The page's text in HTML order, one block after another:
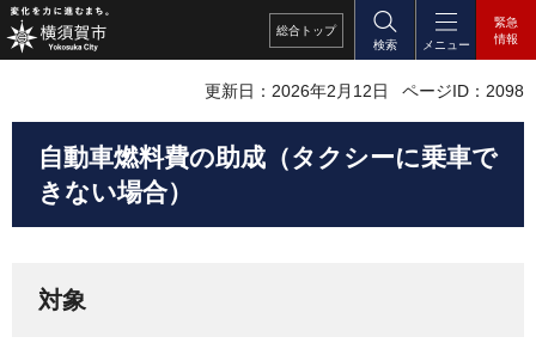
総合 トップ
検索
メニュー
緊急
情報
更新日：2026年2月12日 ページID：2098
自動車燃料費の助成（タクシーに乗車で
きない場合）
対象